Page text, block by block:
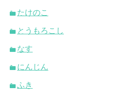
たけのこ
とうもろこし
なす
にんじん
ふき